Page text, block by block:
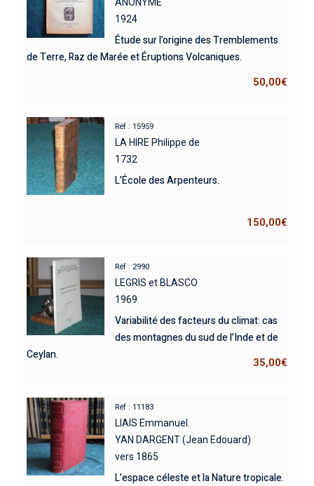
1924
Étude sur l’origine des Tremblements
de Terre, Raz de Marée et Éruptions Volcaniques.
50,00€
Réf : 15959
LA HIRE Philippe de
1732
L’École des Arpenteurs.
150,00€
Réf : 2990
LEGRIS et BLASCO
1969
Variabilité des facteurs du climat: cas
des montagnes du sud de l’Inde et de
Ceylan.
35,00€
Réf : 11183
LIAIS Emmanuel.
YAN DARGENT (Jean Edouard)
vers 1865
L’espace céleste et la Nature tropicale.